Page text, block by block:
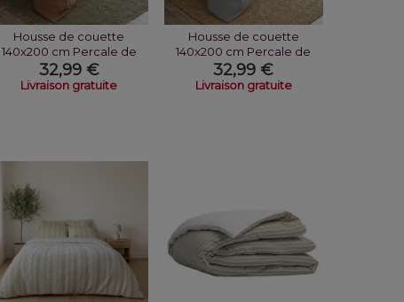
Housse de couette
140x200 cm Percale de
Coton Havane
32,99 €
Livraison gratuite
Housse de couette
140x200 cm Percale de
Coton Galet
32,99 €
Livraison gratuite